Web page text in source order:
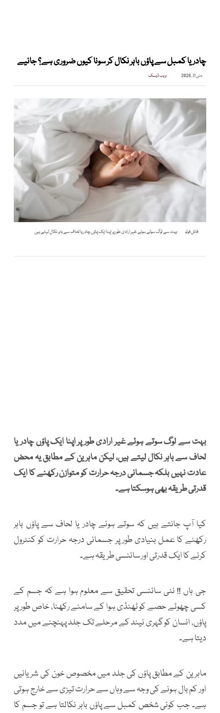
چادر یا کمبل سے پاؤں باہر نکال کر سونا کیوں ضروری ہے؟ جانیے
مئی 11, 2026 ویب ڈیسک
فائل فوٹو بہت سے لوگ سوتے ہوئے غیر ارادی طور پر اپنا ایک پاؤں چادر یا لحاف سے باہر نکال لیتے ہیں
بہت سے لوگ سوتے ہوئے غیر ارادی طور پر اپنا ایک پاؤں چادر یا
لحاف سے باہر نکال لیتے ہیں، لیکن ماہرین کے مطابق یہ محض
عادت نہیں بلکہ جسمانی درجہ حرارت کو متوازن رکھنے کا ایک
قدرتی طریقہ بھی ہوسکتا ہے۔
کیا آپ جانتے ہیں کہ سوتے ہوئے چادر یا لحاف سے پاؤں باہر
رکھنے کا عمل بنیادی طور پر جسمانی درجہ حرارت کو کنٹرول
کرنے کا ایک قدرتی اور سائنسی طریقہ ہے۔
جی ہاں !! نئی سائنسی تحقیق سے معلوم ہوا ہے کہ جسم کے
کسی چھوٹے حصے کو ٹھنڈی ہوا کے سامنے رکھنا، خاص طور پر
پاؤں، انسان کو گہری نیند کے مرحلے تک جلد پہنچنے میں مدد
دیتا ہے۔
ماہرین کے مطابق پاؤں کی جلد میں مخصوص خون کی شریانیں
اور کم بال ہونے کی وجہ سے وہاں سے حرارت تیزی سے خارج ہوتی
ہے۔ جب کوئی شخص کمبل سے پاؤں باہر نکالتا ہے تو جسم کا